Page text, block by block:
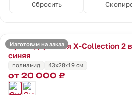
Сбросить
Изготовим на заказ
Сумка дорожная X-Collection 2
синяя
полиамид 43x28x19 см
от 20 000 ₽